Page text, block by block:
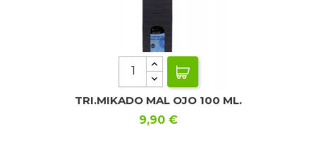
TRI.MIKADO MAL OJO 100 ML.
Precio
9,90 €